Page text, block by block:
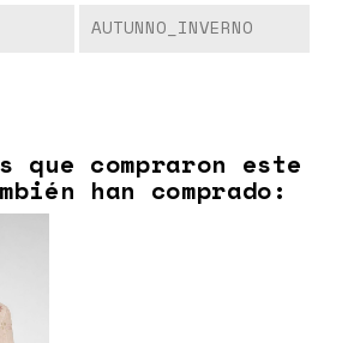
AUTUNNO_INVERNO
que compraron este
han comprado: